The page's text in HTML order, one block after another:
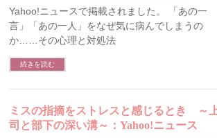
Yahoo!ニュースで掲載されました。 「あの一
言」「あの一人」をなぜ気に病んでしまうの
か……その心理と対処法
続きを読む
ミスの指摘をストレスと感じるとき ～
司と部下の深い溝～：Yahoo!ニュース